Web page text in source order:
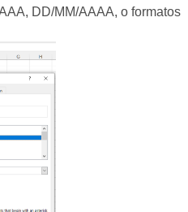
DD/MM/AAAA, o formatos